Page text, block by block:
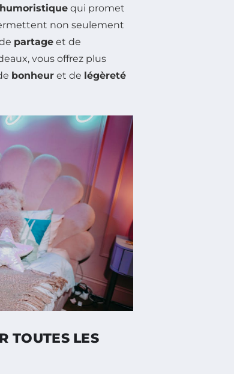
qui promet
non seulement
partage et de
vous offrez plus
bonheur et de légèreté
TOUTES LES